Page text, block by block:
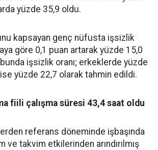
yüzde 35,9 oldu.
kapsayan genç nüfusta işsizlik
göre 0,1 puan artarak yüzde 15,0
işsizlik oranı; erkeklerde yüzde
ise yüzde 22,7 olarak tahmin edildi.
fiili çalışma süresi 43,4 saat oldu
referans döneminde işbaşında
ve takvim etkilerinden arındırılmış